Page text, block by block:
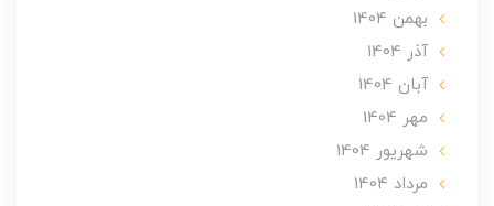
بهمن 1404
آذر 1404
آبان 1404
مهر 1404
شهریور 1404
مرداد 1404